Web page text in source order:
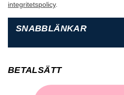
integritetspolicy.
SNABBLÄNKAR
BETALSÄTT